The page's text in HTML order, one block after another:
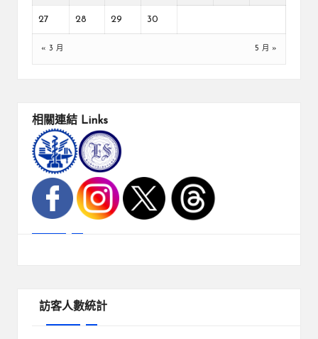
27 28 29 30
« 3 月 5 月 »
相關連結 Links
訪客人數統計